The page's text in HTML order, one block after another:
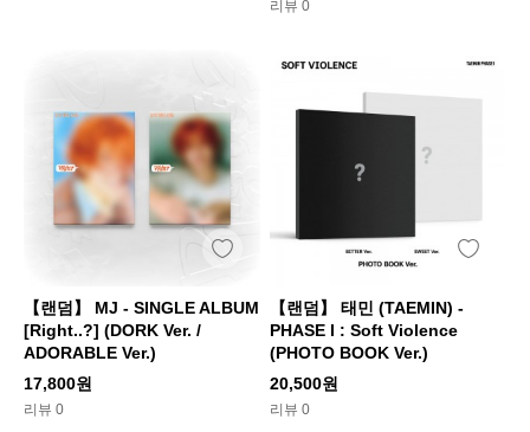
리뷰 0
【랜덤】 MJ - SINGLE ALBUM
[Right..?] (DORK Ver. /
ADORABLE Ver.)
17,800원
리뷰 0
【랜덤】 태민 (TAEMIN) -
PHASE I : Soft Violence
(PHOTO BOOK Ver.)
20,500원
리뷰 0